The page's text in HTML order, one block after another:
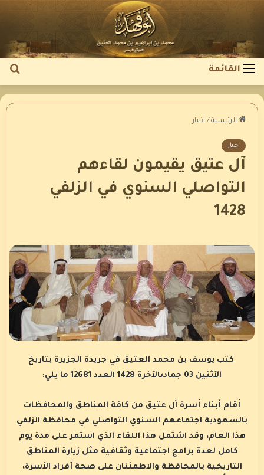
القائمة
الرئيسية / اخبار
اخبار
آل عتيق يقيمون لقاءهم
التواصلي السنوي في الزلفي
1428
كتب يوسف بن محمد العتيق في جريدة الجزيرة بتاريخ
الأثنين 03 جمادىالآخرة 1428 العدد 12681 ما يلي:
أقام أبناء أسرة آل عتيق من كافة المناطق والمحافظات
بالسعودية اجتماعهم السنوي التواصلي في محافظة الزلفي
هذا العام، وقد اشتمل هذا اللقاء الذي استمر على مدة يوم
كامل لعدة برامج اجتماعية وثقافية مثل زيارة المناطق
التاريخية بالمحافظة والاطمئنان على صحة أفراد الأسرة،